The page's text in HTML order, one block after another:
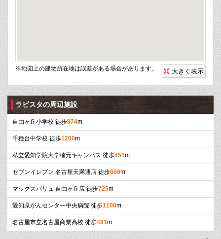
※地図上の建物所在地は誤差がある場合があります。 大きく表示
ラビスタの周辺施設
自由ヶ丘小学校 徒歩874m
千種台中学校 徒歩1200m
私立愛知学院大学楠元キャンパス 徒歩451m
セブンイレブン 名古屋天満通店 徒歩660m
マックスバリュ 自由ヶ丘店 徒歩725m
愛知県がんセンター中央病院 徒歩1100m
名古屋市立名古屋商業高校 徒歩481m